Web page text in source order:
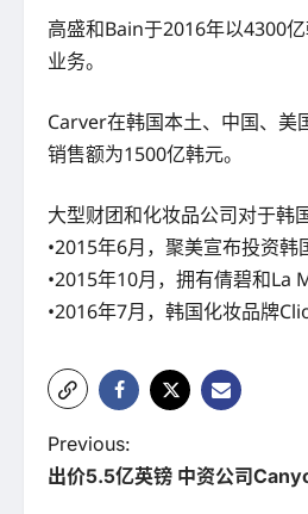
高盛和Bain于2016年以4300
业务。
Carver在韩国本土、中国、美
销售额为1500亿韩元。
大型财团和化妆品公司对于韩
•2015年6月，聚美宣布投资韩
•2015年10月，拥有倩碧和La
•2016年7月，韩国化妆品牌
P
o
Previous:
出价5.5亿英镑 中资公司